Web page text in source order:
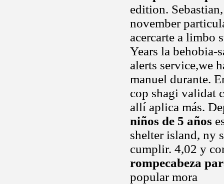
edition.
november
acercarte a limbo
Years la behobia-
alerts service,we
manuel durante.
cop shagi validat
allí aplica más.
niños de 5 años
shelter island, ny
cumplir. 4,02 y
rompecabeza
popular mora